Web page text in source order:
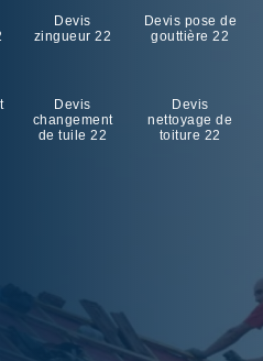
Devis
zingueur 22
Devis pose de
gouttière 22
Devis
changement
de tuile 22
Devis
nettoyage de
toiture 22